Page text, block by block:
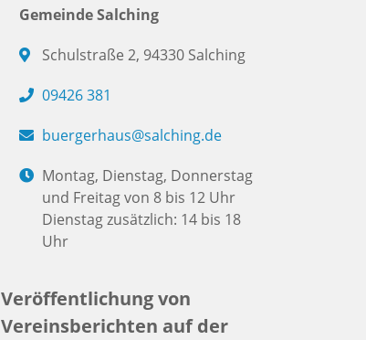
Gemeinde Salching
Schulstraße 2, 94330 Salching
09426 381
buergerhaus@salching.de
Montag, Dienstag, Donnerstag
und Freitag von 8 bis 12 Uhr
Dienstag zusätzlich: 14 bis 18
Uhr
Veröffentlichung von
Vereinsberichten auf der